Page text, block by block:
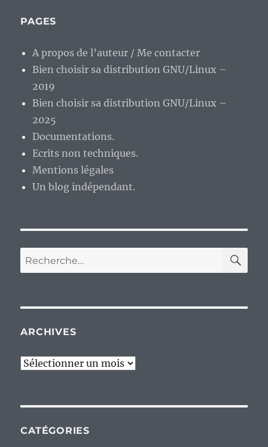
PAGES
A propos de l’auteur / Me contacter
Bien choisir sa distribution GNU/Linux –
2019
Bien choisir sa distribution GNU/Linux –
2025
Documentations.
Ecrits non techniques.
Mentions légales
Un blog indépendant.
Recherche
pour :
ARCHIVES
Archives
CATÉGORIES